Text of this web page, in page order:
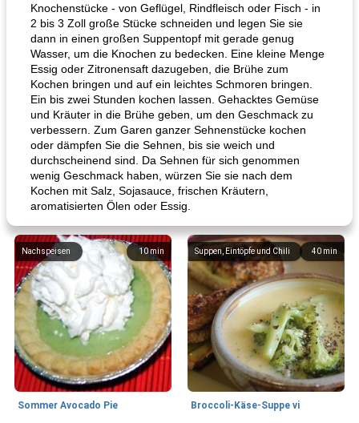
Knochenstücke - von Geflügel, Rindfleisch oder Fisch - in
2 bis 3 Zoll große Stücke schneiden und legen Sie sie
dann in einen großen Suppentopf mit gerade genug
Wasser, um die Knochen zu bedecken. Eine kleine Menge
Essig oder Zitronensaft dazugeben, die Brühe zum
Kochen bringen und auf ein leichtes Schmoren bringen.
Ein bis zwei Stunden kochen lassen. Gehacktes Gemüse
und Kräuter in die Brühe geben, um den Geschmack zu
verbessern. Zum Garen ganzer Sehnenstücke kochen
oder dämpfen Sie die Sehnen, bis sie weich und
durchscheinend sind. Da Sehnen für sich genommen
wenig Geschmack haben, würzen Sie sie nach dem
Kochen mit Salz, Sojasauce, frischen Kräutern,
aromatisierten Ölen oder Essig.
10min
Nachspeisen
Sommer Avocado Pie
40 min
Suppen, Eintöpfe und Chili
Broccoli-Käse-Suppe vi